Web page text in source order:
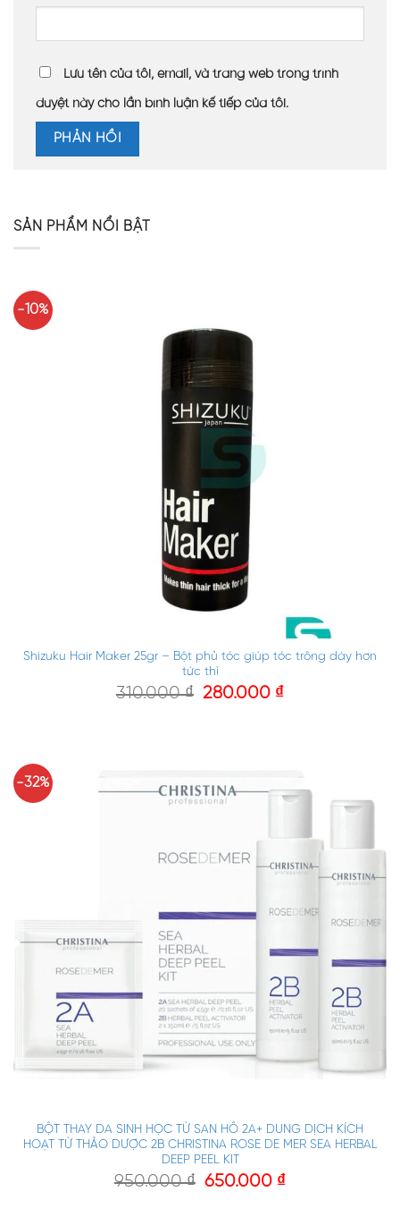
Lưu tên của tôi, email, và trang web trong trình
duyệt này cho lần bình luận kế tiếp của tôi.
SẢN PHẨM NỔI BẬT
-10%
Shizuku Hair Maker 25gr – Bột phủ tóc giúp tóc trông dày hơn
tức thì
310.000₫ 280.000 ₫
-32%
BỘT THAY DA SINH HỌC TỪ SAN HÔ 2A+ DUNG DỊCH KÍCH
HOẠT TỪ THẢO DƯỢC 2B CHRISTINA ROSE DE MER SEA HERBAL
DEEP PEEL KIT
950.000₫ 650.000 ₫